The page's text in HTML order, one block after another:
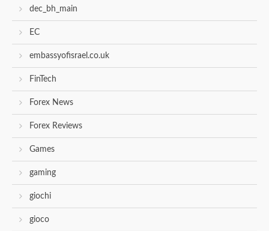
dec_bh_main
EC
embassyofisrael.co.uk
FinTech
Forex News
Forex Reviews
Games
gaming
giochi
gioco